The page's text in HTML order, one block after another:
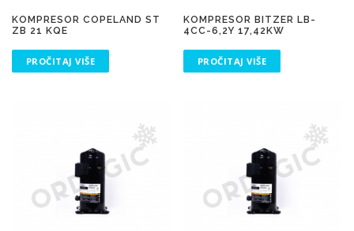
KOMPRESOR COPELAND ST
ZB 21 KQE
PROČITAJ VIŠE
KOMPRESOR BITZER LB-
4CC-6,2Y 17,42KW
PROČITAJ VIŠE